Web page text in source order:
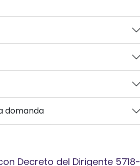
domanda
Decreto del Dirigente 5718-